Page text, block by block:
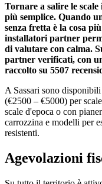
Tornare a salire le scale
più semplice. Quando
senza fretta è la cosa
installatori partner
di valutare con calma.
partner verificati, con
raccolto su 5507
A Sassari sono
(€2500 – €5000) per
scale d'epoca o con
carrozzina e modelli per
resistenti.
Agevolazioni